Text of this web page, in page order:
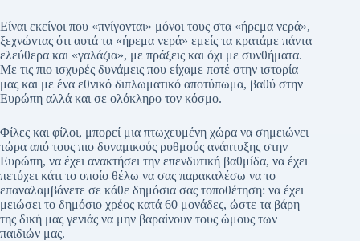
Είναι εκείνοι που «πνίγονται» μόνοι τους στα «ήρεμα νερά»,
ξεχνώντας ότι αυτά τα «ήρεμα νερά» εμείς τα κρατάμε πάντα
ελεύθερα και «γαλάζια», με πράξεις και όχι με συνθήματα.
Με τις πιο ισχυρές δυνάμεις που είχαμε ποτέ στην ιστορία
μας και με ένα εθνικό διπλωματικό αποτύπωμα, βαθύ στην
Ευρώπη αλλά και σε ολόκληρο τον κόσμο.
Φίλες και φίλοι, μπορεί μια πτωχευμένη χώρα να σημειώνει
τώρα από τους πιο δυναμικούς ρυθμούς ανάπτυξης στην
Ευρώπη, να έχει ανακτήσει την επενδυτική βαθμίδα, να έχει
πετύχει κάτι το οποίο θέλω να σας παρακαλέσω να το
επαναλαμβάνετε σε κάθε δημόσια σας τοποθέτηση: να έχει
μειώσει το δημόσιο χρέος κατά 60 μονάδες, ώστε τα βάρη
της δική μας γενιάς να μην βαραίνουν τους ώμους των
παιδιών μας.